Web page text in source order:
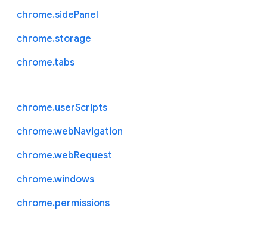
chrome.sidePanel
chrome.storage
chrome.tabs
chrome.userScripts
chrome.webNavigation
chrome.webRequest
chrome.windows
chrome.permissions